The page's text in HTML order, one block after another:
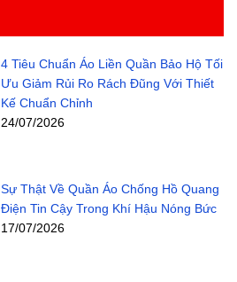
4 Tiêu Chuẩn Áo Liền Quần Bảo Hộ Tối
Ưu Giảm Rủi Ro Rách Đũng Với Thiết
Kế Chuẩn Chỉnh
24/07/2026
Sự Thật Về Quần Áo Chống Hồ Quang
Điện Tin Cậy Trong Khí Hậu Nóng Bức
17/07/2026